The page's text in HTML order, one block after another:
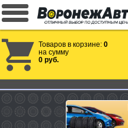
Товаров в корзине: 0
на сумму
0 руб.